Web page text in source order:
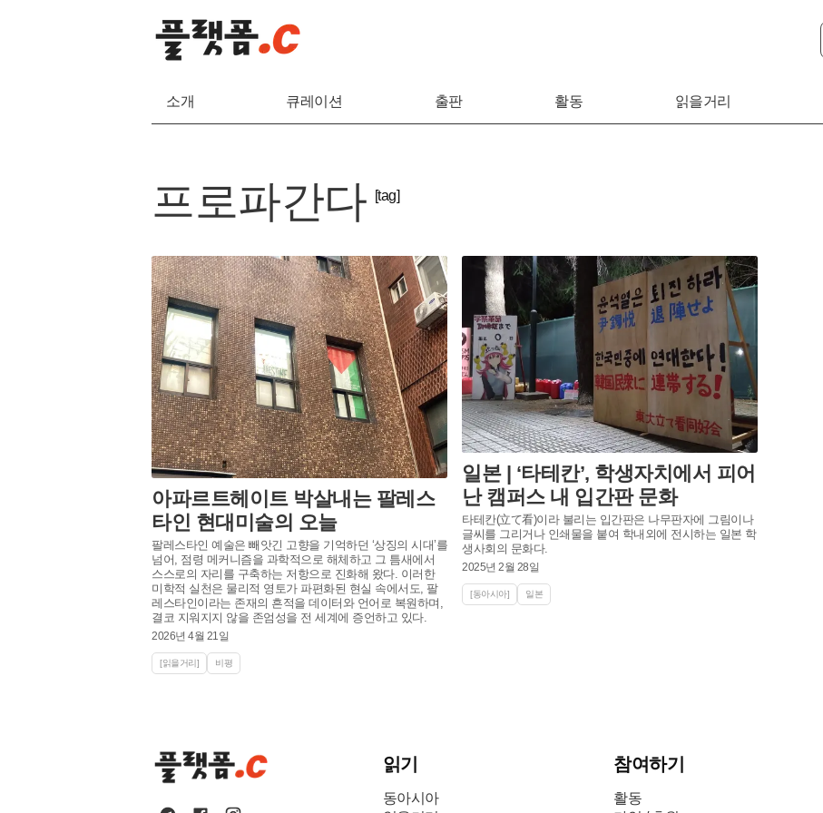
소개 큐레이션 출판 활동 읽을거리
프로파간다 [tag]
아파르트헤이트 박살내는 팔레스
타인 현대미술의 오늘
팔레스타인 예술은 빼앗긴 고향을 기억하던 ‘상징의 시대’를
넘어, 점령 메커니즘을 과학적으로 해체하고 그 틈새에서
스스로의 자리를 구축하는 저항으로 진화해 왔다. 이러한
미학적 실천은 물리적 영토가 파편화된 현실 속에서도, 팔
레스타인이라는 존재의 흔적을 데이터와 언어로 복원하며,
결코 지워지지 않을 존엄성을 전 세계에 증언하고 있다.
2026년 4월 21일
[읽을거리] 비평
일본 | ‘타테칸’, 학생자치에서 피어
난 캠퍼스 내 입간판 문화
타테칸(立て看)이라 불리는 입간판은 나무판자에 그림이나
글씨를 그리거나 인쇄물을 붙여 학내외에 전시하는 일본 학
생사회의 문화다.
2025년 2월 28일
[동아시아] 일본
읽기
동아시아
참여하기
활동